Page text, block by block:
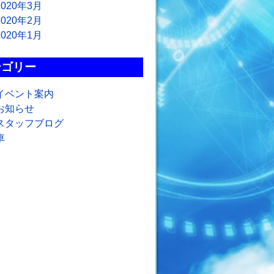
年3月
年2月
年1月
リー
ベント案内
知らせ
タッフブログ